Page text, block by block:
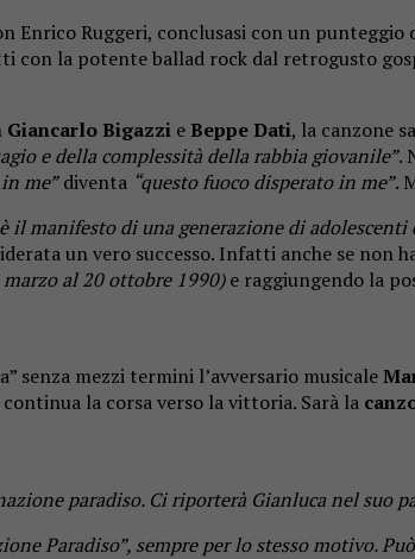
Enrico Ruggeri, conclusasi con un
la potente ballad rock dal retrogusto
Giancarlo Bigazzi e Beppe Dati, la canzone
e della complessità della rabbia giovanile”.
me”diventa “questo fuoco disperato in me”.
il manifesto di una generazione di
un vero successo. Infatti anche se
al 20 ottobre 1990)e raggiungendo la
senza mezzi termini l’avversario musicale
la corsa verso la vittoria. Sarà la
paradiso. Ci riporterà Gianluca nel suo
Paradiso”, sempre per lo stesso motivo.